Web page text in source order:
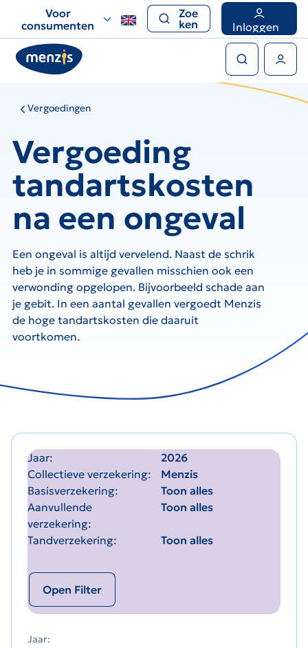
voor
snelle
navigatie
Voor
consumenten
Zoe
ken
Inloggen
Vergoedingen
Vergoeding
tandartskosten
na een ongeval
Een ongeval is altijd vervelend. Naast de schrik
heb je in sommige gevallen misschien ook een
verwonding opgelopen. Bijvoorbeeld schade aan
je gebit. In een aantal gevallen vergoedt Menzis
de hoge tandartskosten die daaruit
voortkomen.
Jaar
2026
Collectieve verzekering
Menzis
Basisverzekering
Toon alles
Aanvullende
verzekering
Toon alles
Tandverzekering Toon alles
Open Filter
Jaar: